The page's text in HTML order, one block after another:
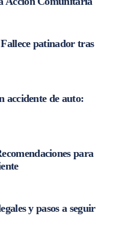
patinador tras
accidente de auto:
para
y pasos a seguir